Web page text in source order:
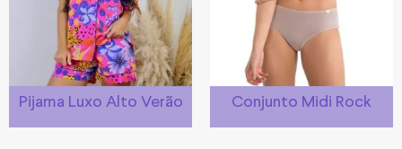
Pijama Luxo Alto Verão Conjunto Midi Rock